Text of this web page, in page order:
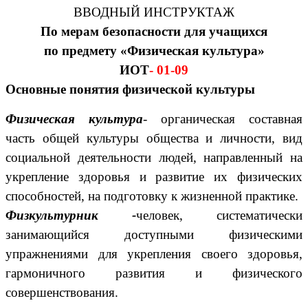
ВВОДНЫЙ ИНСТРУКТАЖ
По мерам безопасности для учащихся
по предмету «Физическая культура»
ИОТ- 01-09
Основные понятия физической культуры
Физическая культура- органическая составная
часть общей культуры общества и личности, вид
социальной деятельности людей, направленный на
укрепление здоровья и развитие их физических
способностей, на подготовку к жизненной практике.
Физкультурник -человек, систематически
занимающийся доступными физическими
упражнениями для укрепления своего здоровья,
гармоничного развития и физического
совершенствования.